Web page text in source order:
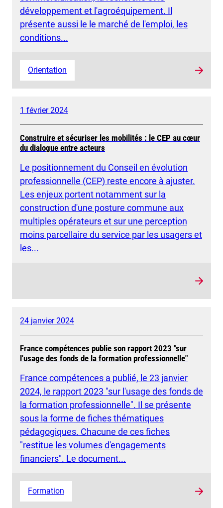
développement et l'agroéquipement. Il
présente aussi le le marché de l'emploi, les
conditions...
Orientation
1 février 2024
Construire et sécuriser les mobilités : le CEP au cœur
du dialogue entre acteurs
Le positionnement du Conseil en évolution
professionnelle (CEP) reste encore à ajuster.
Les enjeux portent notamment sur la
construction d'une posture commune aux
multiples opérateurs et sur une perception
moins parcellaire du service par les usagers et
les...
24 janvier 2024
France compétences publie son rapport 2023 "sur
l'usage des fonds de la formation professionnelle"
France compétences a publié, le 23 janvier
2024, le rapport 2023 "sur l'usage des fonds de
la formation professionnelle". Il se présente
sous la forme de fiches thématiques
pédagogiques. Chacune de ces fiches
"restitue les volumes d'engagements
financiers". Le document...
Formation